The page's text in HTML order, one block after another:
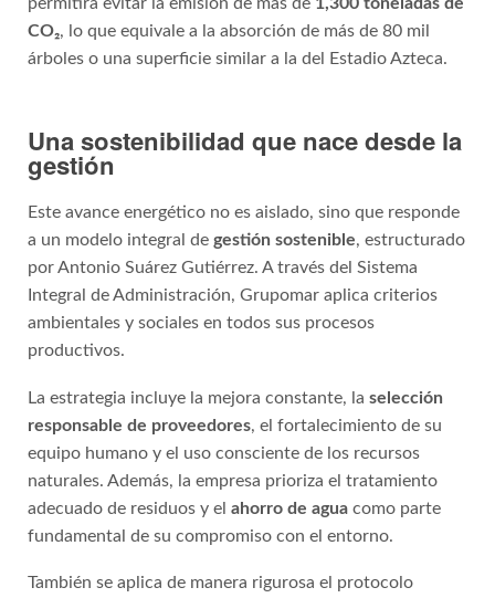
CO₂, lo que equivale a la absorción de más de 80 mil
árboles o una superficie similar a la del Estadio Azteca.
Una sostenibilidad que nace desde la
gestión
Este avance energético no es aislado, sino que responde
a un modelo integral de gestión sostenible , estructurado
por Antonio Suárez Gutiérrez. A través del Sistema
Integral de Administración, Grupomar aplica criterios
ambientales y sociales en todos sus procesos
productivos.
La estrategia incluye la mejora constante, la selección
responsable de proveedores, el fortalecimiento de su
equipo humano y el uso consciente de los recursos
naturales. Además, la empresa prioriza el tratamiento
adecuado de residuos y el ahorro de aguacomo parte
fundamental de su compromiso con el entorno.
También se aplica de manera rigurosa el protocolo